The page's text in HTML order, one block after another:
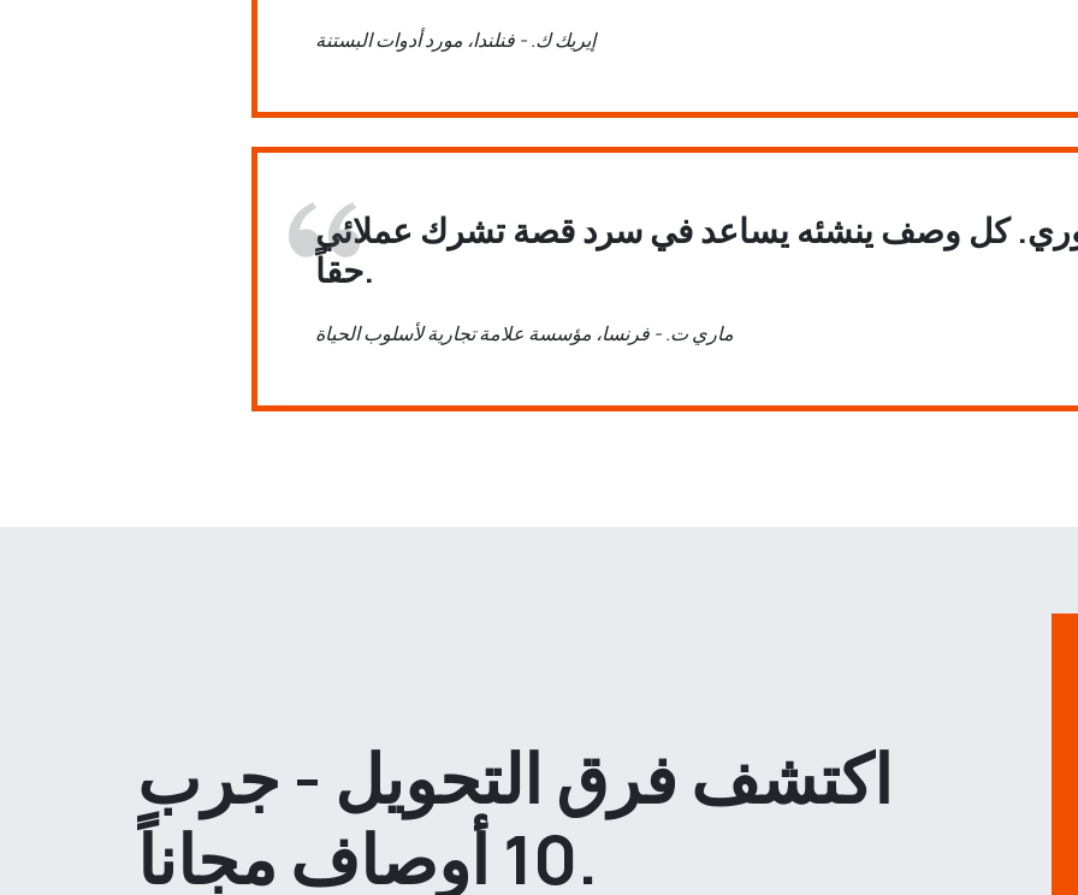
إيريك ك. - فنلندا، مورد أدوات البستنة
كل وصف ينشئه يساعد في سرد قصة تشرك عملائي
حقاً.
ماري ت. - فرنسا، مؤسسة علامة تجارية لأسلوب الحياة
اكتشف فرق التحويل - جرب
10 أوصاف مجاناً.